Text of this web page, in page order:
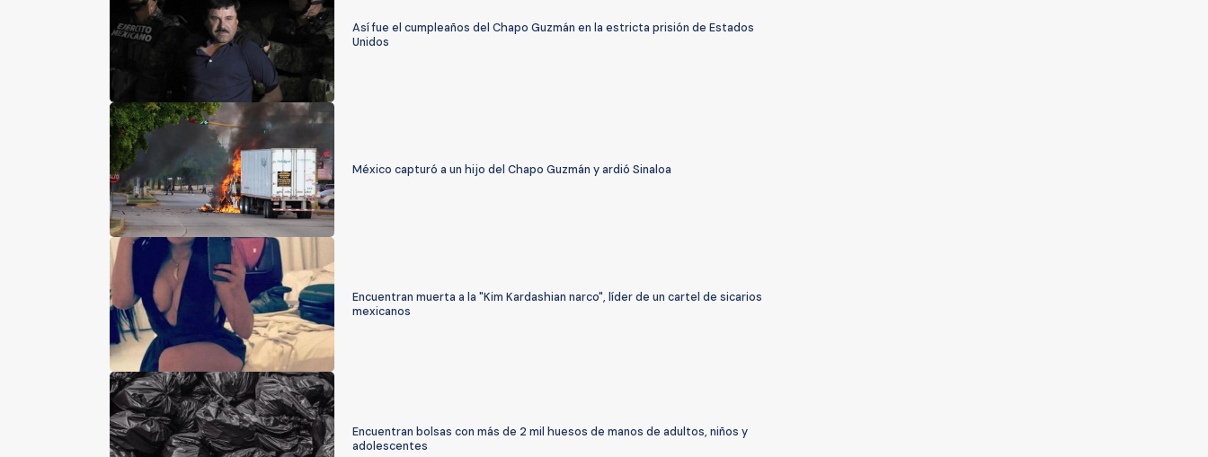
Así fue el cumpleaños del Chapo Guzmán en la estricta prisión de Estados
Unidos
México capturó a un hijo del Chapo Guzmán y ardió Sinaloa
Encuentran muerta a la "Kim Kardashian narco", líder de un cartel de sicarios
mexicanos
Encuentran bolsas con más de 2 mil huesos de manos de adultos, niños y
adolescentes